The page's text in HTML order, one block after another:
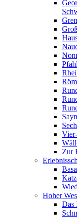
Zur
Hoher
Das